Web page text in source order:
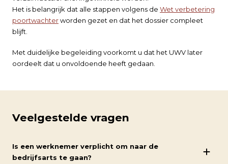
Het is belangrijk dat alle stappen volgens de Wet verbetering
poortwachterworden gezet en dat het dossier compleet
blijft.
Met duidelijke begeleiding voorkomt u dat het UWV later
oordeelt dat u onvoldoende heeft gedaan.
Veelgestelde vragen
Is een werknemer verplicht om naar de
bedrijfsarts te gaan?